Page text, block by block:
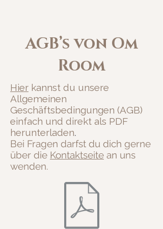
AGB’s von Om
Room
Hier kannst du unsere
Allgemeinen
Geschäftsbedingungen (AGB)
einfach und direkt als PDF
herunterladen.
Bei Fragen darfst du dich gerne
über die Kontaktseite an uns
wenden.